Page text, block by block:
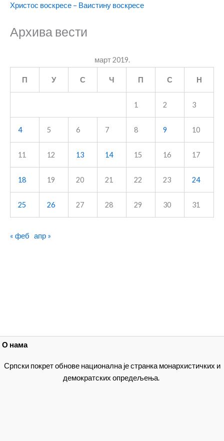
Христос воскресе – Ваистину воскресе
Архива вести
март 2019.
П У С Ч П С Н
1 2 3
4 5 6 7 8 9 10
11 12 13 14 15 16 17
18 19 20 21 22 23 24
25 26 27 28 29 30 31
« феб апр »
О нама
Српски покрет обнове национална је странка монархистичких и
демократских опредељења.